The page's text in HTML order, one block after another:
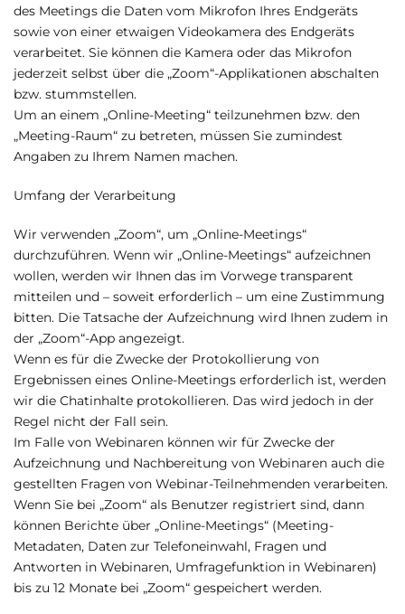
des Meetings die Daten vom Mikrofon Ihres Endgeräts
sowie von einer etwaigen Videokamera des Endgeräts
verarbeitet. Sie können die Kamera oder das Mikrofon
jederzeit selbst über die „Zoom“-Applikationen abschalten
bzw. stummstellen.
Um an einem „Online-Meeting“ teilzunehmen bzw. den
„Meeting-Raum“ zu betreten, müssen Sie zumindest
Angaben zu Ihrem Namen machen.
Umfang der Verarbeitung
Wir verwenden „Zoom“, um „Online-Meetings“
durchzuführen. Wenn wir „Online-Meetings“ aufzeichnen
wollen, werden wir Ihnen das im Vorwege transparent
mitteilen und – soweit erforderlich – um eine Zustimmung
bitten. Die Tatsache der Aufzeichnung wird Ihnen zudem in
der „Zoom“-App angezeigt.
Wenn es für die Zwecke der Protokollierung von
Ergebnissen eines Online-Meetings erforderlich ist, werden
wir die Chatinhalte protokollieren. Das wird jedoch in der
Regel nicht der Fall sein.
Im Falle von Webinaren können wir für Zwecke der
Aufzeichnung und Nachbereitung von Webinaren auch die
gestellten Fragen von Webinar-Teilnehmenden verarbeiten.
Wenn Sie bei „Zoom“ als Benutzer registriert sind, dann
können Berichte über „Online-Meetings“ (Meeting-
Metadaten, Daten zur Telefoneinwahl, Fragen und
Antworten in Webinaren, Umfragefunktion in Webinaren)
bis zu 12 Monate bei „Zoom“ gespeichert werden.